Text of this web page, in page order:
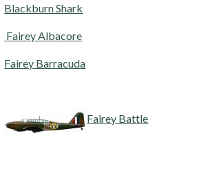
Blackburn Shark
Fairey Albacore
Fairey Barracuda
Fairey Battle